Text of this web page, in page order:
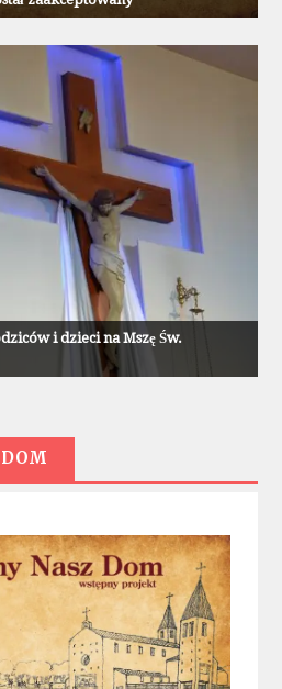
i dzieci na Mszę Św.